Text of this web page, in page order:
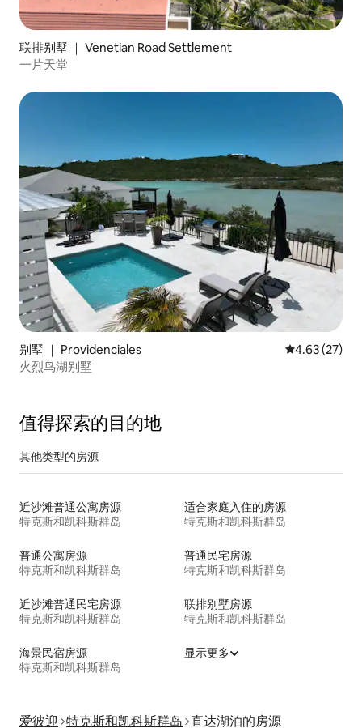
联排别墅 ｜ Venetian Road Settlement
一片天堂
别墅 ｜ Providenciales 平均评分
4.63 (27)
火烈鸟湖别墅
值得探索的目的地
其他类型的房源
近沙滩普通公寓房源
特克斯和凯科斯群岛
适合家庭入住的房源
特克斯和凯科斯群岛
普通公寓房源
特克斯和凯科斯群岛
普通民宅房源
特克斯和凯科斯群岛
近沙滩普通民宅房源
特克斯和凯科斯群岛
联排别墅房源
特克斯和凯科斯群岛
海景民宿房源
特克斯和凯科斯群岛
显示更多
爱彼迎 特克斯和凯科斯群岛 直达湖泊的房源